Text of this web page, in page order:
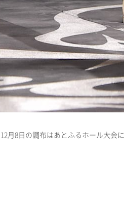
12月8日の調布はあとふるホール大会に